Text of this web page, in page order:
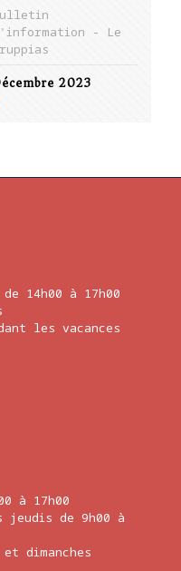
- Le
2023
14h00 à 17h00
les vacances
à 17h00
de 9h00 à
dimanches